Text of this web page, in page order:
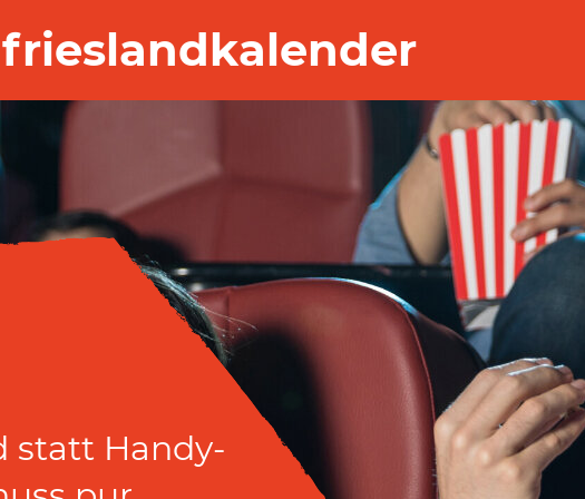
statt Handy-
statt Handy-